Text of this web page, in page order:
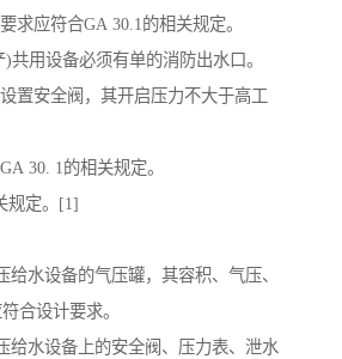
求应符合GA 30.1的相关规定。
共用设备必须有单的消防出水口。
置安全阀，其开启压力不大于高工
30. 1的相关规定。
规定。[1]
给水设备的气压罐，其容积、气压、
合设计要求。
给水设备上的安全阀、压力表、泄水